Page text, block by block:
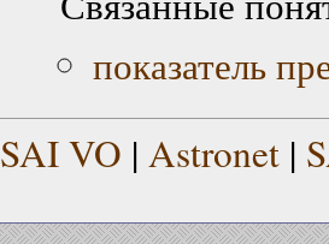
показатель
SAI VO | Astronet |